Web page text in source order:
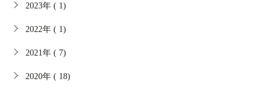
2023年 ( 1)
2022年 ( 1)
2021年 ( 7)
2020年 ( 18)